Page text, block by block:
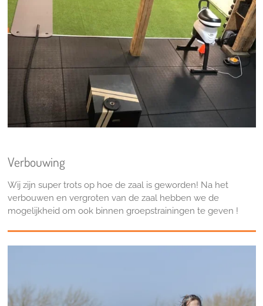
Verbouwing
Wij zijn super trots op hoe de zaal is geworden! Na het
verbouwen en vergroten van de zaal hebben we de
mogelijkheid om ook binnen groepstrainingen te geven !